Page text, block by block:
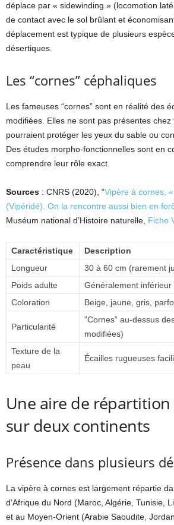
déplace par « sidewinding » (locomotion
de contact avec le sol brûlant et
déplacement est typique de plusieurs
désertiques.
Les “cornes” céphaliques
Les fameuses “cornes” sont en réalité des
modifiées. Elles ne sont pas présentes
pourraient protéger les yeux du sable ou
Des études morpho-fonctionnelles sont en
comprendre leur rôle exact.
Sources : CNRS (2020), “Vipère à cornes,
(Vipéridé). On la rencontre aussi bien en
Muséum national d’Histoire naturelle, Fiche
Caractéristique
Description
Longueur
30 à 60 cm (rarement
Poids adulte
Généralement inférieur
Coloration
Beige, jaune, gris,
Particularité
”Cornes” au-dessus
modifiées)
Texture de la
peau
Écailles rugueuses
Une aire de répartition
sur deux continents
Présence dans plusieurs
La vipère à cornes est largement répartie
d’Afrique du Nord (Maroc, Algérie, Tunisie,
et au Moyen-Orient (Arabie Saoudite,